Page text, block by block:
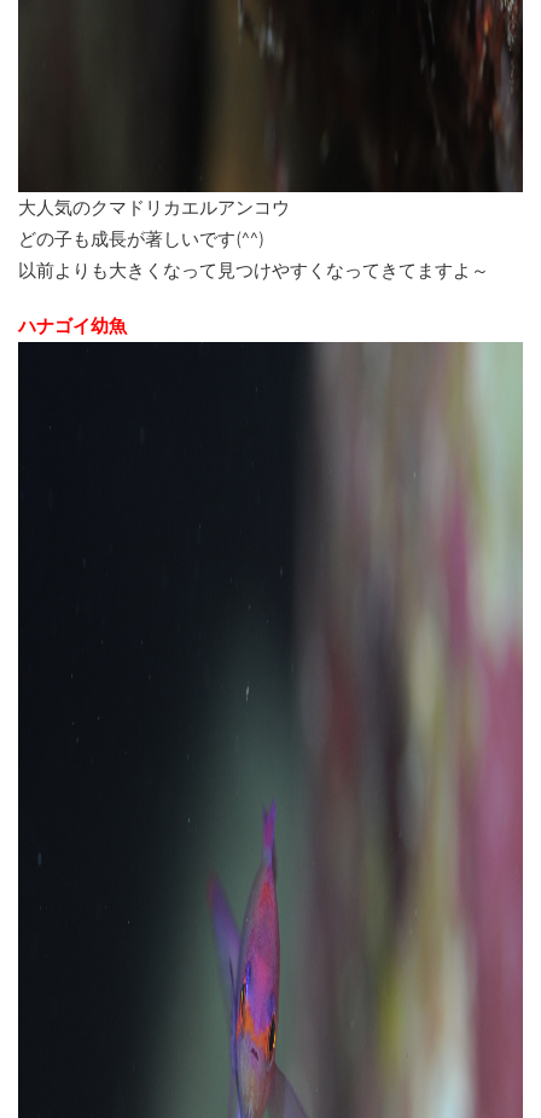
大人気のクマドリカエルアンコウ
どの子も成長が著しいです(^^)
以前よりも大きくなって見つけやすくなってきてますよ～
ハナゴイ幼魚